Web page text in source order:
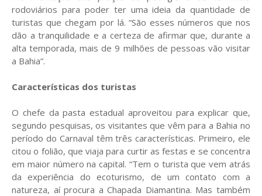
rodoviários para poder ter uma ideia da quantidade de
turistas que chegam por lá. “São esses números que nos
dão a tranquilidade e a certeza de afirmar que, durante a
alta temporada, mais de 9 milhões de pessoas vão visitar
a Bahia”.
Características dos turistas
O chefe da pasta estadual aproveitou para explicar que,
segundo pesquisas, os visitantes que vêm para a Bahia no
período do Carnaval têm três características. Primeiro, ele
citou o folião, que viaja para curtir as festas e se concentra
em maior número na capital. “Tem o turista que vem atrás
da experiência do ecoturismo, de um contato com a
natureza, aí procura a Chapada Diamantina. Mas também